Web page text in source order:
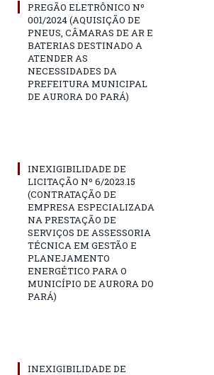
PREGÃO ELETRÔNICO Nº
001/2024 (AQUISIÇÃO DE
PNEUS, CÂMARAS DE AR E
BATERIAS DESTINADO A
ATENDER AS
NECESSIDADES DA
PREFEITURA MUNICIPAL
DE AURORA DO PARÁ)
INEXIGIBILIDADE DE
LICITAÇÃO Nº 6/2023.15
(CONTRATAÇÃO DE
EMPRESA ESPECIALIZADA
NA PRESTAÇÃO DE
SERVIÇOS DE ASSESSORIA
TÉCNICA EM GESTÃO E
PLANEJAMENTO
ENERGÉTICO PARA O
MUNICÍPIO DE AURORA DO
PARÁ)
INEXIGIBILIDADE DE